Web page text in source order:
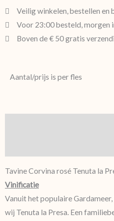
Veilig winkelen, bestellen en
Voor 23:00 besteld, morgen
Boven de € 50 gratis
Aantal/prijs is per fles
Tavine Corvina rosé Tenuta la
Vinificatie
Vanuit het populaire
wij Tenuta la Presa. Een